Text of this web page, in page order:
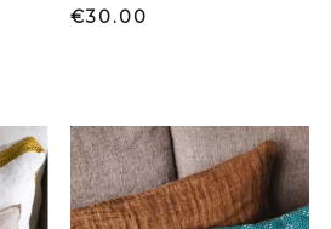
Price
€30.00